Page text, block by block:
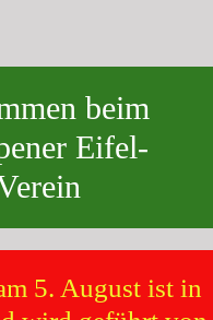
beim
Eifel-
5. August ist in